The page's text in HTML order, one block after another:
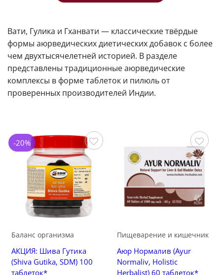
Вати, Гулика и Гханвати — классические твёрдые
формы аюрведических диетических добавок с более
чем двухтысячелетней историей. В разделе
представлены традиционные аюрведические
комплексы в форме таблеток и пилюль от
проверенных производителей Индии.
-20%
Сохранить
Баланс организма
АКЦИЯ: Шива Гутика
(Shiva Gutika, SDM) 100
таблеток*
Сохранить
Пищеварение и кишечник
Аюр Нормалив (Ayur
Normaliv, Holistic
Herbalist) 60 таблеток*